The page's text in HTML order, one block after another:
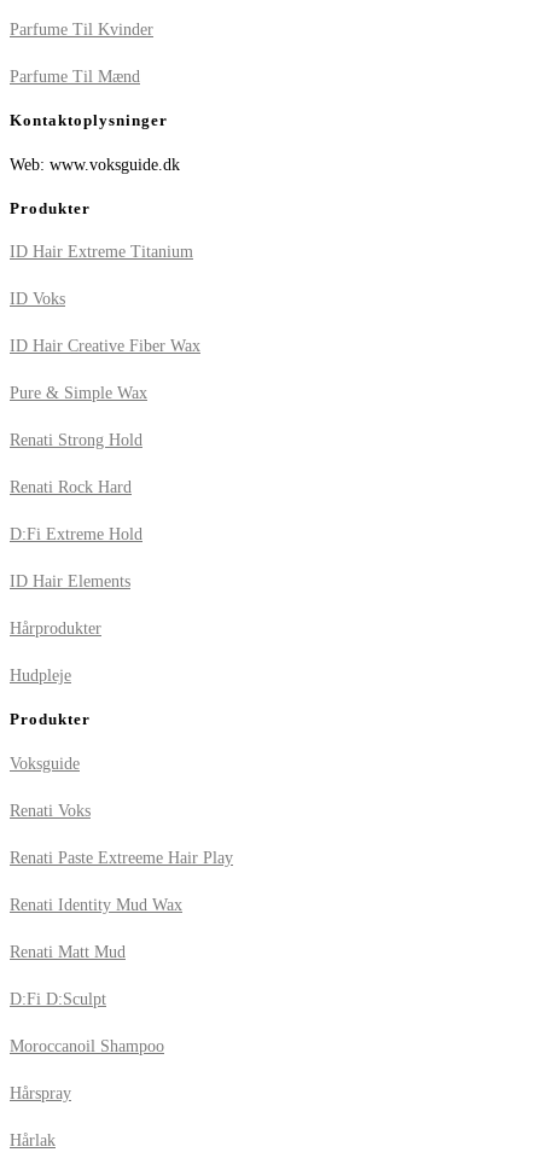
Parfume Til Kvinder
Parfume Til Mænd
Kontaktoplysninger
Web: www.voksguide.dk
Produkter
ID Hair Extreme Titanium
ID Voks
ID Hair Creative Fiber Wax
Pure & Simple Wax
Renati Strong Hold
Renati Rock Hard
D:Fi Extreme Hold
ID Hair Elements
Hårprodukter
Hudpleje
Produkter
Voksguide
Renati Voks
Renati Paste Extreeme Hair Play
Renati Identity Mud Wax
Renati Matt Mud
D:Fi D:Sculpt
Moroccanoil Shampoo
Hårspray
Hårlak